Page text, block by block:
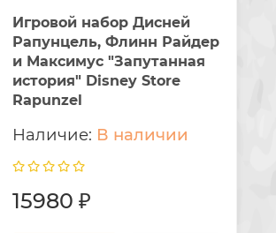
Игровой набор Дисней
Рапунцель, Флинн Райдер
и Максимус "Запутанная
история" Disney Store
Rapunzel
В наличии
15980 ₽